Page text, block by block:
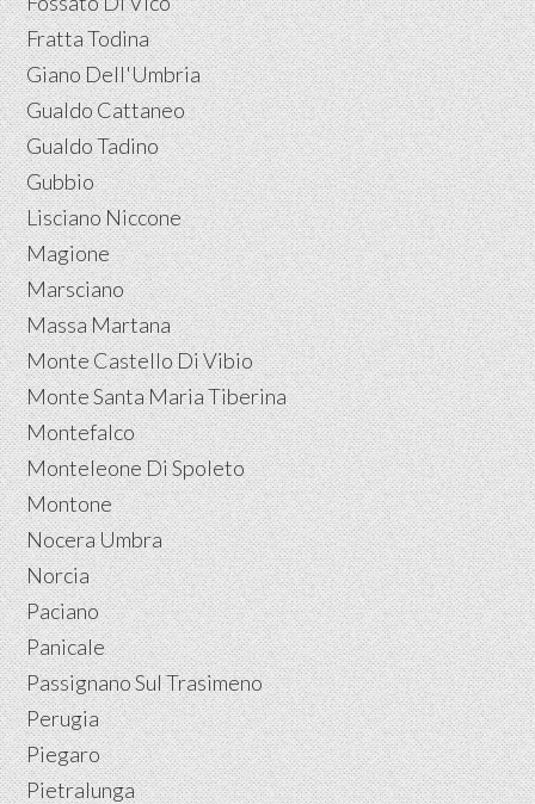
Fratta Todina
Giano Dell'Umbria
Gualdo Cattaneo
Gualdo Tadino
Gubbio
Lisciano Niccone
Magione
Marsciano
Massa Martana
Monte Castello Di Vibio
Monte Santa Maria Tiberina
Montefalco
Monteleone Di Spoleto
Montone
Nocera Umbra
Norcia
Paciano
Panicale
Passignano Sul Trasimeno
Perugia
Piegaro
Pietralunga